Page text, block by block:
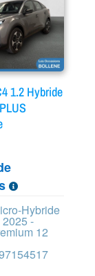
1.2 Hybride
Hybride
-
12